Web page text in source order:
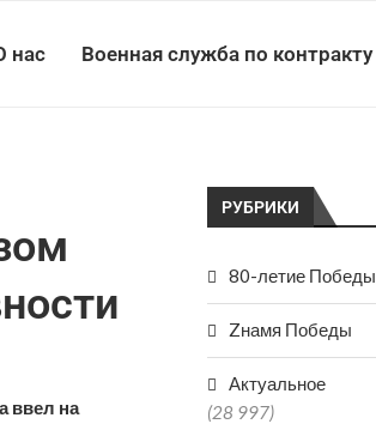
нас Военная служба по контракту
ввел на
РУБРИКИ
80-летие Победы
Zнамя Победы
Актуальное
(28 997)